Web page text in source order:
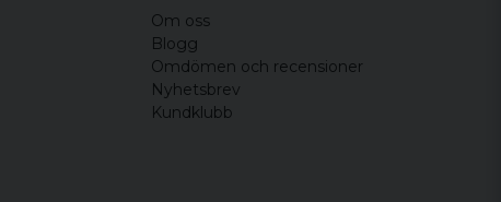
Om oss
Blogg
Omdömen och recensioner
Nyhetsbrev
Kundklubb